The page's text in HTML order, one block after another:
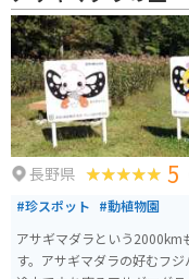
すが、ライダー装備では厳しいかもしれま
車が通るためか抉れていた
り走ったほうが無難です。グ
なワインディングロードを眺
すめです。
長野県 5
#珍スポット #動植物園
アサギマダラという2000km
す。アサギマダラの好むフ